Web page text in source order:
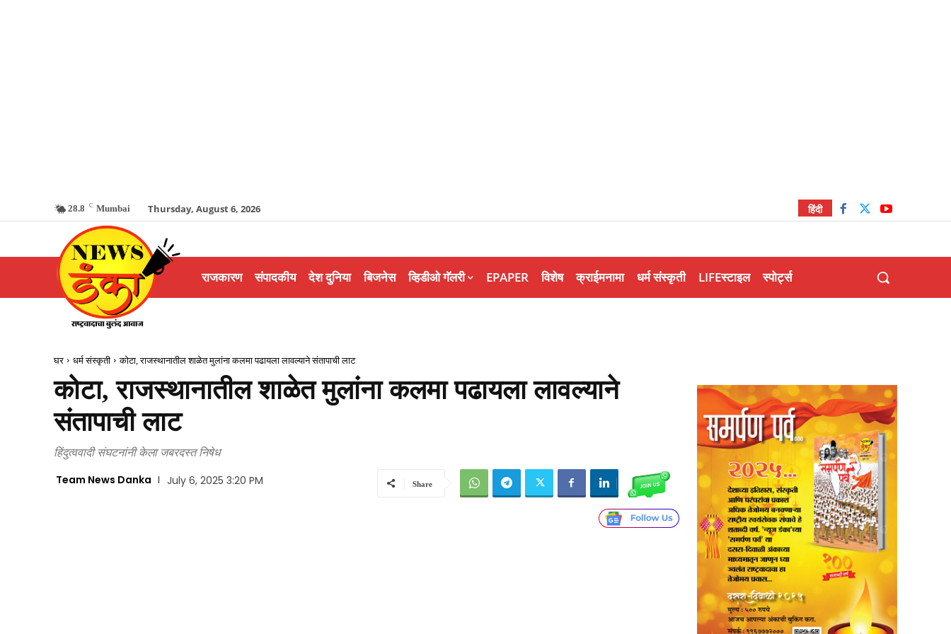
28.8 C Mumbai Thursday, August 6, 2026 हिंदी
राजकारण संपादकीय देश दुनिया बिजनेस व्हिडीओ गॅलरी EPAPER विशेष क्राईमनामा धर्म संस्कृती LIFEस्टाइल स्पोर्ट्स
घर धर्म संस्कृती कोटा, राजस्थानातील शाळेत मुलांना कलमा पढायला लावल्याने संतापाची लाट
कोटा, राजस्थानातील शाळेत मुलांना कलमा पढायला लावल्याने
संतापाची लाट
हिंदुत्ववादी संघटनांनी केला जबरदस्त निषेध
Team News Danka July 6, 2025 3:20 PM Share